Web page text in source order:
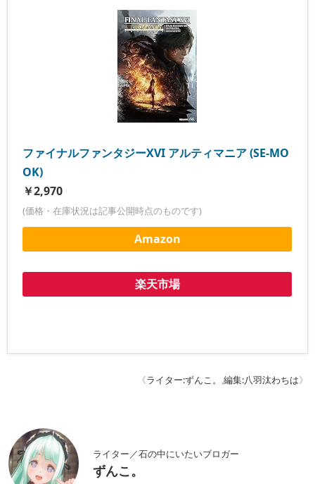
ファイナルファンタジーXVI アルティマニア (SE-MO
OK)
￥2,970
(価格・在庫状況は記事公開時点のものです)
Amazon
楽天市場
《ライター:ずんこ。 ,編集:八羽汰わちは》
ライター／石の中にいたいブロガー
ずんこ。